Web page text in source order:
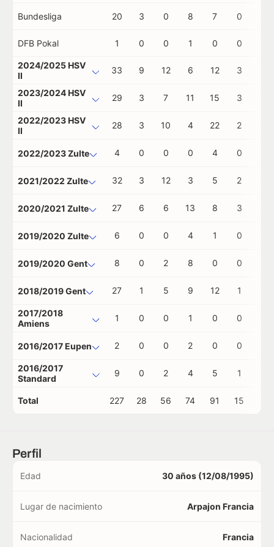
Bundesliga 20 3 0 8 7 0
DFB Pokal 1 0 0 1 0 0
2024/2025 HSV
II
33 9 12 6 12 3
2023/2024 HSV
II
29 3 7 11 15 3
2022/2023 HSV
II
28 3 10 4 22 2
2022/2023 Zulte 4 0 0 0 4 0
2021/2022 Zulte 32 3 12 3 5 2
2020/2021 Zulte 27 6 6 13 8 3
2019/2020 Zulte 6 0 0 4 1 0
2019/2020 Gent 8 0 2 8 0 0
2018/2019 Gent 27 1 5 9 12 1
2017/2018
Amiens
1 0 0 1 0 0
2016/2017 Eupen 2 0 0 2 0 0
2016/2017
Standard
9 0 2 4 5 1
Total 227 28 56 74 91 15
Perfil
Edad 30 años (12/08/1995)
Lugar de nacimiento Arpajon Francia
Nacionalidad Francia